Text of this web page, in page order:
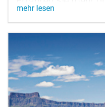
Überlebenskünste
Jäger...
mehr lesen